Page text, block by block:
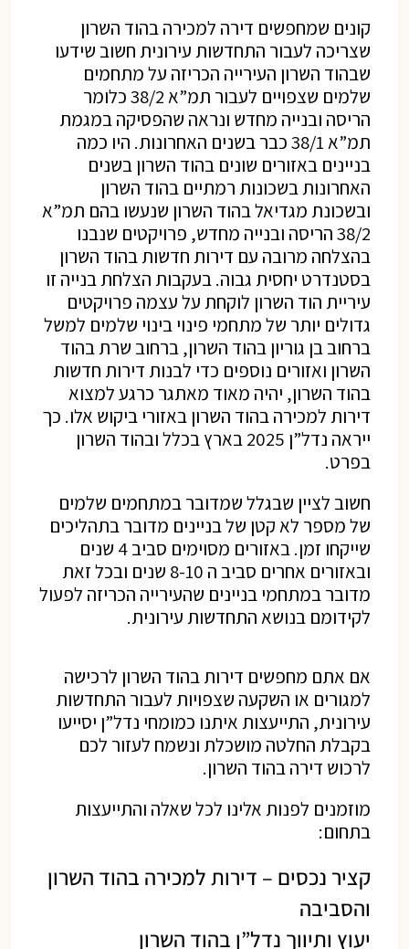
קונים שמחפשים דירה למכירה בהוד השרון
שצריכה לעבור התחדשות עירונית חשוב שידעו
שבהוד השרון העירייה הכריזה על מתחמים
שלמים שצפויים לעבור תמ”א 38/2 כלומר
הריסה ובנייה מחדש ונראה שהפסיקה במגמת
תמ”א 38/1 כבר בשנים האחרונות. היו כמה
בניינים באזורים שונים בהוד השרון בשנים
האחרונות בשכונות רמתיים בהוד השרון
ובשכונת מגדיאל בהוד השרון שנעשו בהם תמ”א
38/2 הריסה ובנייה מחדש, פרויקטים שנבנו
בהצלחה מרובה עם דירות חדשות בהוד השרון
בסטנדרט יחסית גבוה. בעקבות הצלחת בנייה זו
עיריית הוד השרון לוקחת על עצמה פרויקטים
גדולים יותר של מתחמי פינוי בינוי שלמים למשל
ברחוב בן גוריון בהוד השרון, ברחוב שרת בהוד
השרון ואזורים נוספים כדי לבנות דירות חדשות
בהוד השרון, יהיה מאוד מאתגר כרגע למצוא
דירות למכירה בהוד השרון באזורי ביקוש אלו. כך
ייראה נדל”ן 2025 בארץ בכלל ובהוד השרון
בפרט.
חשוב לציין שבגלל שמדובר במתחמים שלמים
של מספר לא קטן של בניינים מדובר בתהליכים
שייקחו זמן. באזורים מסוימים סביב 4 שנים
ובאזורים אחרים סביב ה 8-10 שנים ובכל זאת
מדובר במתחמי בניינים שהעירייה הכריזה לפעול
לקידומם בנושא התחדשות עירונית.
אם אתם מחפשים דירות בהוד השרון לרכישה
למגורים או השקעה שצפויות לעבור התחדשות
עירונית, התייעצות איתנו כמומחי נדל”ן יסייעו
בקבלת החלטה מושכלת ונשמח לעזור לכם
לרכוש דירה בהוד השרון.
מוזמנים לפנות אלינו לכל שאלה והתייעצות
בתחום:
קציר נכסים – דירות למכירה בהוד השרון
והסביבה
יעוץ ותיווך נדל”ן בהוד השרון